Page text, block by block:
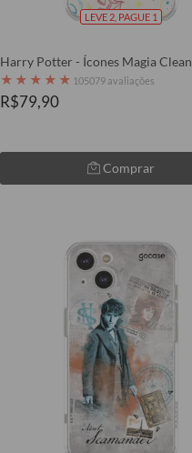
LEVE 2, PAGUE 1
Harry Potter - Ícones Magia Clean
★ ★ ★ ★ ★ 105079 avaliações
R$79,90
Comprar